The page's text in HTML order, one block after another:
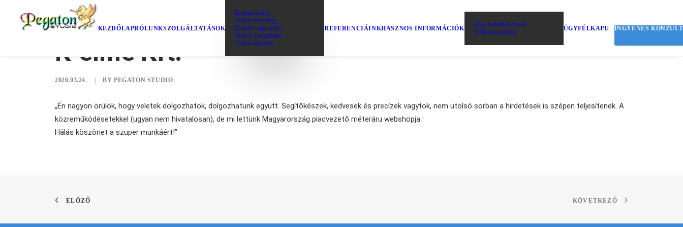
KEZDŐLAPRÓLUNKSZOLGÁLTATÁSOK
Honlapkészítés
Online marketing
Domain regisztráció
Tárhely szolgáltatás
Online képzések
REFERENCIÁINKHASZNOS INFORMÁCIÓK
Blog, technikai cikkek
Technikai tudástár
ÜGYFÉLKAPU INGYENES
K-elme Kft.
2020.03.24. BYPEGATON STUDIO
„Én nagyon örülök, hogy veletek dolgozhatok, dolgozhatunk együtt. Segítőkészek, kedvesek és precízek vagytok, nem utolsó sorban a hirdetések is szépen teljesítenek. A
közreműködésetekkel (ugyan nem hivatalosan), de mi lettünk Magyarország piacvezető méteráru webshopja.
Hálás köszönet a szuper munkáért!”
ELŐZŐ KÖVETKEZŐ